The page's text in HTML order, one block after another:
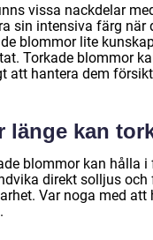
vissa nackdelar
sin intensiva färg när
blommor lite
Torkade blommor
att hantera dem
länge kan
blommor kan hålla
direkt solljus
Var noga med